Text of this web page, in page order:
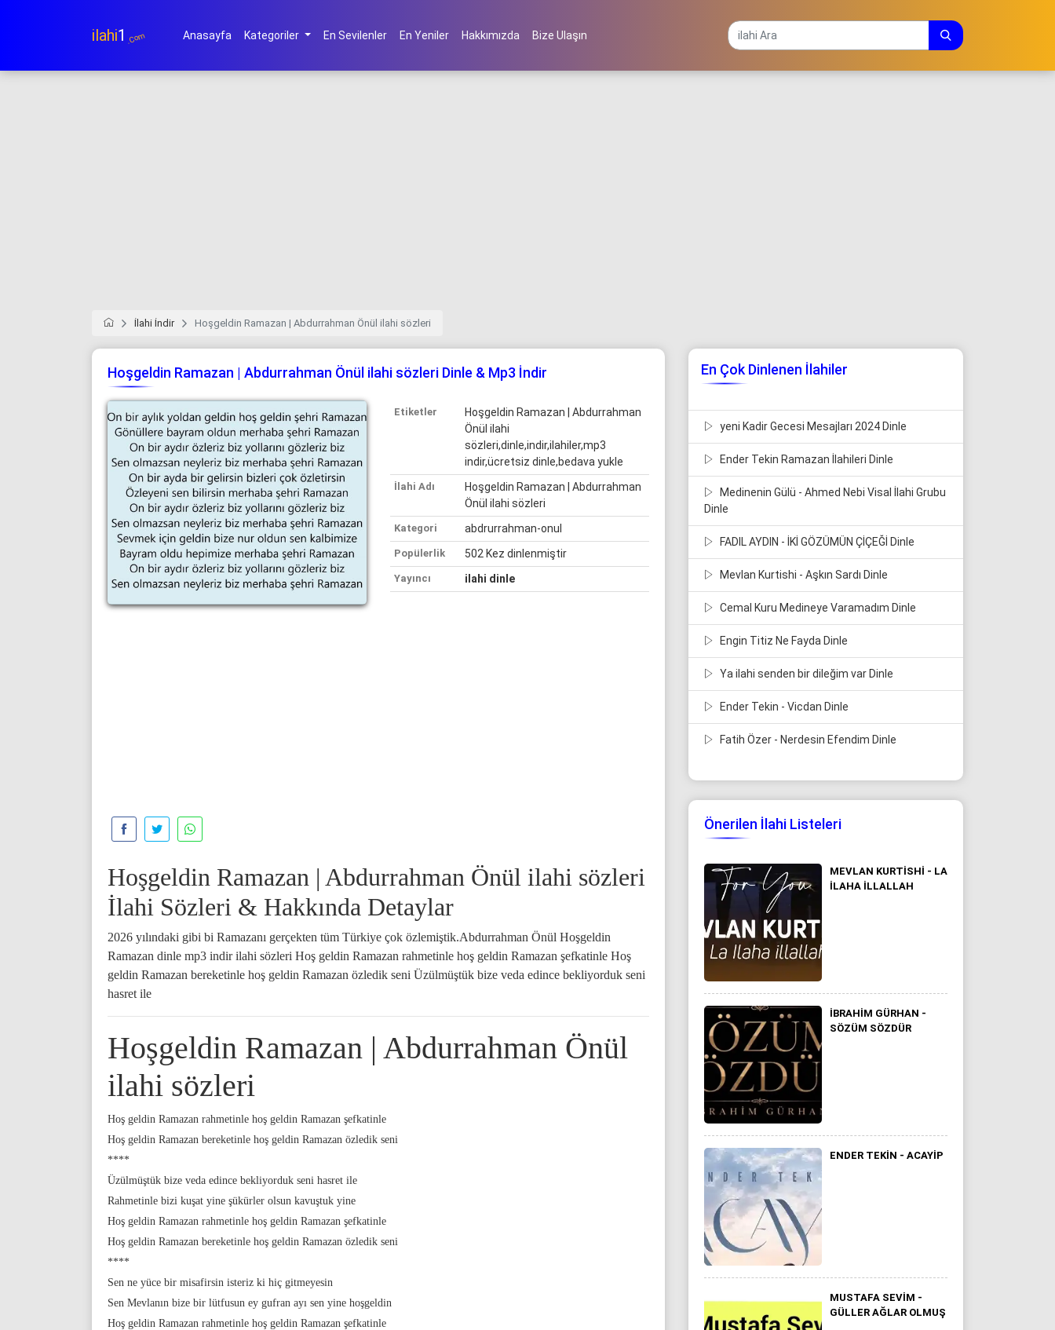
ilahi1 .Com Anasayfa Kategoriler En Sevilenler En Yeniler Hakkımızda Bize Ulaşın
İlahi İndir Hoşgeldin Ramazan | Abdurrahman Önül ilahi sözleri
Hoşgeldin Ramazan | Abdurrahman Önül ilahi sözleri Dinle & Mp3 İndir
Etiketler
Hoşgeldin Ramazan | Abdurrahman
Önül ilahi
sözleri,dinle,indir,ilahiler,mp3
indir,ücretsiz dinle,bedava yukle
İlahi Adı
Hoşgeldin Ramazan | Abdurrahman
Önül ilahi sözleri
Kategori abdrurrahman-onul
Popülerlik 502 Kez dinlenmiştir
Yayıncı ilahi dinle
Hoşgeldin Ramazan | Abdurrahman Önül ilahi sözleri
İlahi Sözleri & Hakkında Detaylar
2026 yılındaki gibi bi Ramazanı gerçekten tüm Türkiye çok özlemiştik.Abdurrahman Önül Hoşgeldin
Ramazan dinle mp3 indir ilahi sözleri Hoş geldin Ramazan rahmetinle hoş geldin Ramazan şefkatinle Hoş
geldin Ramazan bereketinle hoş geldin Ramazan özledik seni Üzülmüştük bize veda edince bekliyorduk seni
hasret ile
Hoşgeldin Ramazan | Abdurrahman Önül
ilahi sözleri
Hoş geldin Ramazan rahmetinle hoş geldin Ramazan şefkatinle
Hoş geldin Ramazan bereketinle hoş geldin Ramazan özledik seni
****
Üzülmüştük bize veda edince bekliyorduk seni hasret ile
Rahmetinle bizi kuşat yine şükürler olsun kavuştuk yine
Hoş geldin Ramazan rahmetinle hoş geldin Ramazan şefkatinle
Hoş geldin Ramazan bereketinle hoş geldin Ramazan özledik seni
****
Sen ne yüce bir misafirsin isteriz ki hiç gitmeyesin
Sen Mevlanın bize bir lütfusun ey gufran ayı sen yine hoşgeldin
Hoş geldin Ramazan rahmetinle hoş geldin Ramazan şefkatinle
En Çok Dinlenen İlahiler
yeni Kadir Gecesi Mesajları 2024 Dinle
Ender Tekin Ramazan İlahileri Dinle
Medinenin Gülü - Ahmed Nebi Visal İlahi Grubu
Dinle
FADIL AYDIN - İKİ GÖZÜMÜN ÇİÇEĞİ Dinle
Mevlan Kurtishi - Aşkın Sardı Dinle
Cemal Kuru Medineye Varamadım Dinle
Engin Titiz Ne Fayda Dinle
Ya ilahi senden bir dileğim var Dinle
Ender Tekin - Vicdan Dinle
Fatih Özer - Nerdesin Efendim Dinle
Önerilen İlahi Listeleri
MEVLAN KURTISHI - LA
ILAHA ILLALLAH
İBRAHIM GÜRHAN -
SÖZÜM SÖZDÜR
ENDER TEKIN - ACAYIP
MUSTAFA SEVIM -
GÜLLER AĞLAR OLMUŞ